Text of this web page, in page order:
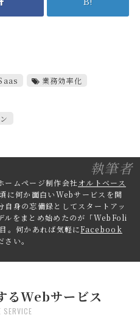
業務効率化
ームページ制作会社 オルトベース
に何か面白いWebサービスを開
自身の忘備録としてスタートアッ
ルをまとめ始めたのが「WebFoli
。何かあれば気軽にFacebook
い。
執筆者
るWebサービス
SERVICE